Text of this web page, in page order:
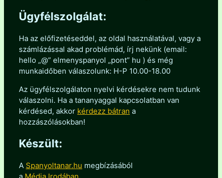
Ügyfélszolgálat:
Ha az előfizetéseddel, az oldal használatával, vagy a
számlázással akad problémád, írj nekünk (email:
hello „@” elmenyspanyol „pont” hu ) és még
munkaidőben válaszolunk: H-P 10.00-18.00
Az ügyfélszolgálaton nyelvi kérdésekre nem tudunk
válaszolni. Ha a tananyaggal kapcsolatban van
kérdésed, akkor kérdezz bátran a
hozzászólásokban!
Készült:
A Spanyoltanar.hu megbízásából